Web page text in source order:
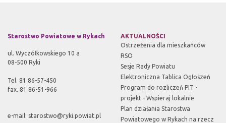
Starostwo Powiatowe w Rykach
ul. Wyczółkowskiego 10 a
08-500 Ryki
Tel. 81 86-57-450
fax. 81 86-51-966
e-mail: starostwo@ryki.powiat.pl
AKTUALNOŚCI
Ostrzeżenia dla mieszkańców
RSO
Sesje Rady Powiatu
Elektroniczna Tablica Ogłoszeń
Program do rozliczeń PIT -
projekt - Wspieraj lokalnie
Plan działania Starostwa
Powiatowego w Rykach na rzecz